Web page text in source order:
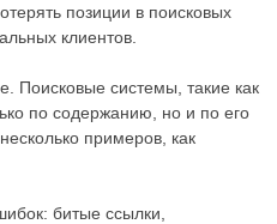
позиции в поисковых
клиентов.
Поисковые системы, такие как
по содержанию, но и по его
примеров, как
битые ссылки,